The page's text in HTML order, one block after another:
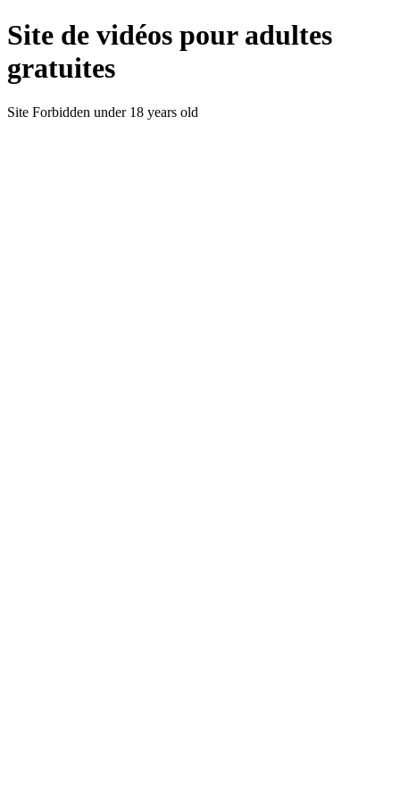
Site de vidéos pour adultes
gratuites
Site Forbidden under 18 years old